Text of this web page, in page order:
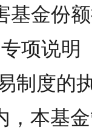
基金份
项说明
制度的